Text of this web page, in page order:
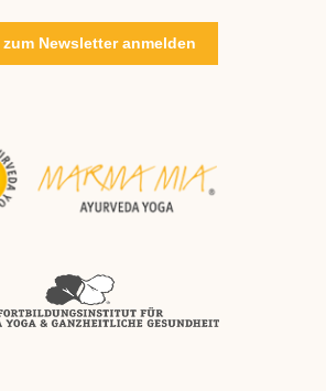
Newsletter anmelden